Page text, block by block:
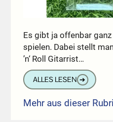
Es gibt ja offenbar
spielen. Dabei stellt
’n‘ Roll Gitarrist…
ALLES LESEN ➔
Mehr aus dieser